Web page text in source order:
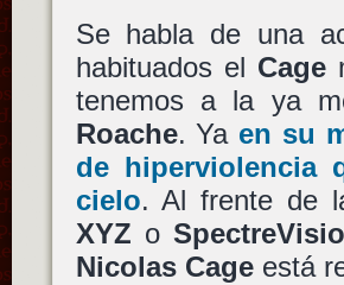
Se habla de una
habituados el Cage
tenemos a la ya
Roache. Ya en su
de hiperviolencia
cielo. Al frente de
XYZ o
Nicolas Cageestá